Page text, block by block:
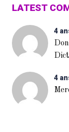
LATEST
4
4